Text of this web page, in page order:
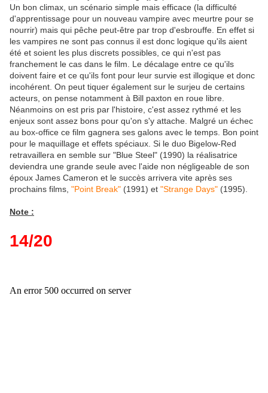
Un bon climax, un scénario simple mais efficace (la difficulté
d'apprentissage pour un nouveau vampire avec meurtre pour se
nourrir) mais qui pêche peut-être par trop d'esbrouffe. En effet si
les vampires ne sont pas connus il est donc logique qu'ils aient
été et soient les plus discrets possibles, ce qui n'est pas
franchement le cas dans le film. Le décalage entre ce qu'ils
doivent faire et ce qu'ils font pour leur survie est illogique et donc
incohérent. On peut tiquer également sur le surjeu de certains
acteurs, on pense notamment à Bill paxton en roue libre.
Néanmoins on est pris par l'histoire, c'est assez rythmé et les
enjeux sont assez bons pour qu'on s'y attache. Malgré un échec
au box-office ce film gagnera ses galons avec le temps. Bon point
pour le maquillage et effets spéciaux. Si le duo Bigelow-Red
retravaillera en semble sur "Blue Steel" (1990) la réalisatrice
deviendra une grande seule avec l'aide non négligeable de son
époux James Cameron et le succès arrivera vite après ses
prochains films, "Point Break" (1991) et "Strange Days" (1995).
Note :
14/20